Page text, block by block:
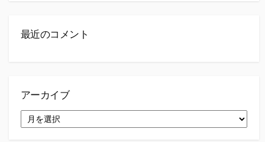
最近のコメント
アーカイブ
ー